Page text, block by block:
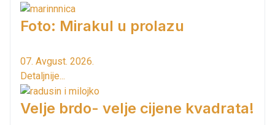
Foto: Mirakul u prolazu
07. Avgust. 2026.
Detaljnije...
Velje brdo- velje cijene kvadrata!